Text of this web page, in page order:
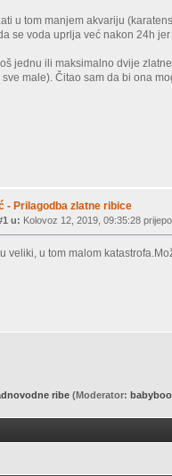
u tom manjem akvariju
se voda uprlja već nakon 24h
jednu ili maksimalno dvije
male). Čitao sam da bi ona
- Prilagodba zlatne ribice
u: Kolovoz 12, 2019, 09:35:28
veliki, u tom malom
ribe (Moderator: